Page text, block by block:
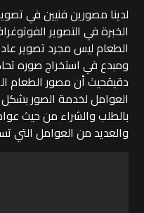
لدينا مصورين فنيين في
الخبرة في التصوير
الطعام ليس مجرد تصوير
ومبدع في استخراج صوره
دقيقحيث أن مصور الطعام
العوامل لخدمة الصور
بالطلب والشراء من حيث
والعديد من العوامل التي